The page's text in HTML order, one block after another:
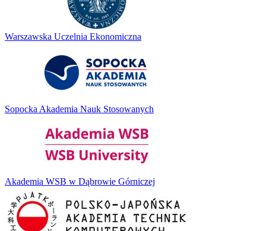
Warszawska Uczelnia Ekonomiczna
Sopocka Akademia Nauk Stosowanych
Akademia WSB w Dąbrowie Górniczej